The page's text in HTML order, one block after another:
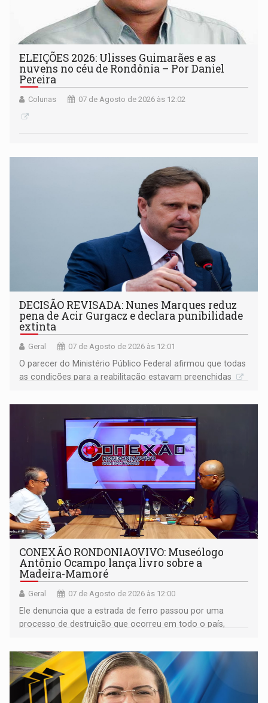
ELEIÇÕES 2026: Ulisses Guimarães e as
nuvens no céu de Rondônia – Por Daniel
Pereira
Colunas 07 de Agosto de 2026 às 12:02
DECISÃO REVISADA: Nunes Marques reduz
pena de Acir Gurgacz e declara punibilidade
extinta
Geral 07 de Agosto de 2026 às 12:01
O parecer do Ministério Público Federal afirmou que todas
as condições para a reabilitação estavam preenchidas
CONEXÃO RONDONIAOVIVO: Museólogo
Antônio Ocampo lança livro sobre a
Madeira-Mamoré
Geral 07 de Agosto de 2026 às 12:00
Ele denuncia que a estrada de ferro passou por uma
processo de destruição que ocorreu em todo o país,